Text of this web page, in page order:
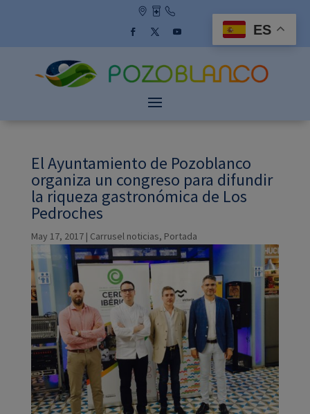
El Ayuntamiento de Pozoblanco
organiza un congreso para difundir
la riqueza gastronómica de Los
Pedroches
May 17, 2017| Carrusel noticias, Portada
ES